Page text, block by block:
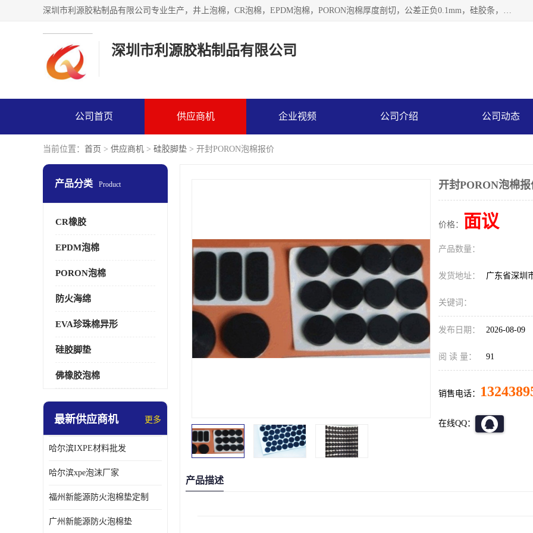
深圳市利源胶粘制品有限公司专业生产，井上泡棉，CR泡棉，EPDM泡棉，PORON泡棉厚度剖切，公差正负0.1mm，硅胶条，脚垫，异形一次成型，雕刻EVA海绵；包装材料:精密仪器、医疗器具、运输时缓冲、防震材料。建筑:住房装潢材料、房屋门窗密封；轻便、强韧性：轻便并且具有较强的韧性，良好的耐油性与耐溶剂性。隔热性：导热性低具有优越的保温性，具有的回弹性。
深圳市利源胶粘制品有限公司
公司首页 供应商机 企业视频 公司介绍 公司动态
当前位置： 首页 > 供应商机 > 硅胶脚垫 > 开封PORON泡棉报价
产品分类 Product
CR橡胶
EPDM泡棉
PORON泡棉
防火海绵
EVA珍珠棉异形
硅胶脚垫
佛橡胶泡棉
最新供应商机 更多
哈尔滨IXPE材料批发
哈尔滨xpe泡沫厂家
福州新能源防火泡棉垫定制
广州新能源防火泡棉垫
开封PORON泡棉报
价格： 面议
产品数量：
发货地址： 广东省深圳
关键词：
发布日期： 2026-08-09
阅 读 量： 91
销售电话：
在线QQ：
产品描述